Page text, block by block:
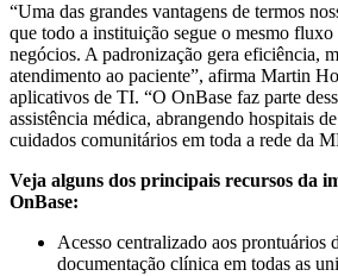
“Uma das grandes vantagens de termos
que todo a instituição segue o mesmo fluxo
negócios. A padronização gera eficiência,
atendimento ao paciente”, afirma Martin
aplicativos de TI. “O OnBase faz parte
assistência médica, abrangendo hospitais
cuidados comunitários em toda a rede da
Veja alguns dos principais recursos da
OnBase:
Acesso centralizado aos prontuários
documentação clínica em todas as